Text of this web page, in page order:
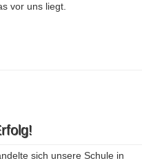
vor uns liegt.
sich unsere Schule in